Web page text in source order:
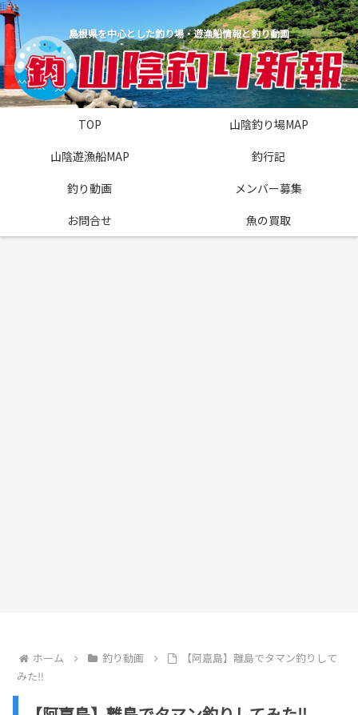
島根県を中心とした釣り場・遊漁船情報と釣り動画
TOP
山陰釣り場MAP
山陰遊漁船MAP
釣行記
釣り動画
メンバー募集
お問合せ
魚の買取
ホーム 釣り動画
【阿嘉島】離島でタマン釣りして
みた‼️